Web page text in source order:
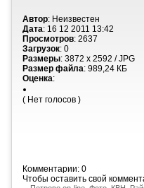
Автор: Неизвестен
Дата: 16 12 2011 13:42
Просмотров: 2637
Загрузок: 0
Размеры: 3872 x 2592 / JPG
Размер файла: 989,24 КБ
Оценка:
( Нет голосов )
Комментарии: 0
Чтобы оставить свой